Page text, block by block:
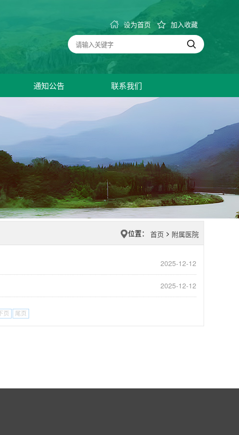
设为首页 加入收藏
通知公告 联系我们
位置： 首页 > 附属医院
2025-12-12
2025-12-12
下页 尾页